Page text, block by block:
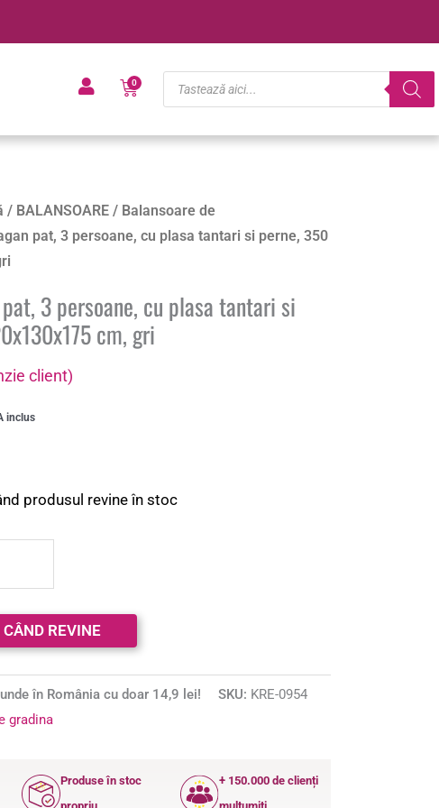
0
Cart
Products
search
/ BALANSOARE / Balansoare de
pat, 3 persoane, cu plasa tantari si perne, 350
3 persoane, cu plasa tantari si
cm, gri
client)
inclus
produsul revine în stoc
în România cu doar 14,9 lei! SKU: KRE-0954
gradina
Produse în stoc
+ 150.000 de clienți